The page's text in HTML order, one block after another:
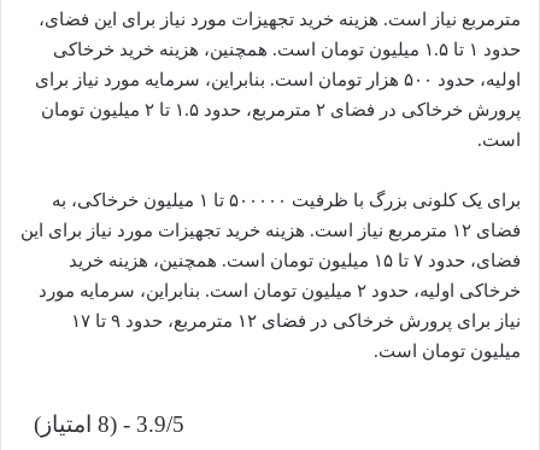
مترمربع نیاز است. هزینه خرید تجهیزات مورد نیاز برای این فضای،
حدود ۱ تا ۱.۵ میلیون تومان است. همچنین، هزینه خرید خرخاکی
اولیه، حدود ۵۰۰ هزار تومان است. بنابراین، سرمایه مورد نیاز برای
پرورش خرخاکی در فضای ۲ مترمربع، حدود ۱.۵ تا ۲ میلیون تومان
است.
برای یک کلونی بزرگ با ظرفیت ۵۰۰۰۰۰ تا ۱ میلیون خرخاکی، به
فضای ۱۲ مترمربع نیاز است. هزینه خرید تجهیزات مورد نیاز برای این
فضای، حدود ۷ تا ۱۵ میلیون تومان است. همچنین، هزینه خرید
خرخاکی اولیه، حدود ۲ میلیون تومان است. بنابراین، سرمایه مورد
نیاز برای پرورش خرخاکی در فضای ۱۲ مترمربع، حدود ۹ تا ۱۷
میلیون تومان است.
3.9/5 - (8 امتیاز)